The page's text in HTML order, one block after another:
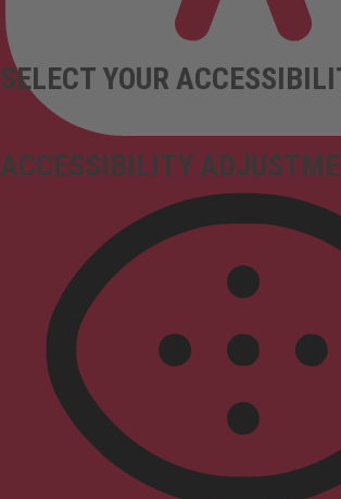
ACCESSIBILITY
SELECT YOUR